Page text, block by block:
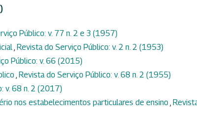
Público: v. 77 n. 2 e 3 (1957)
, Revista do Serviço Público: v. 2 n. 2 (1953)
Público: v. 66 (2015)
, Revista do Serviço Público: v. 68 n. 2 (1955)
v. 68 n. 2 (2017)
nos estabelecimentos particulares de ensino ,